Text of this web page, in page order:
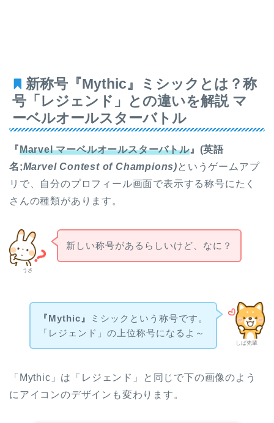
新称号『Mythic』ミシックとは？称
号「レジェンド」との違いを解説 マ
ーベルオールスターバトル
『Marvel マーベルオールスターバトル』(英語
名;Marvel Contest of Champions) というゲームアプ
リで、自分のプロフィール画面で表示する称号にたく
さんの種類があります。
うさ
新しい称号があるらしいけど、なに？
しば先輩
『Mythic』
ミシックという称号です。
「レジェンド」の上位称号になるよ～
「Mythic」は
「レジェンド」と同じで下の画像のよう
にアイコンのデザインも変わります。